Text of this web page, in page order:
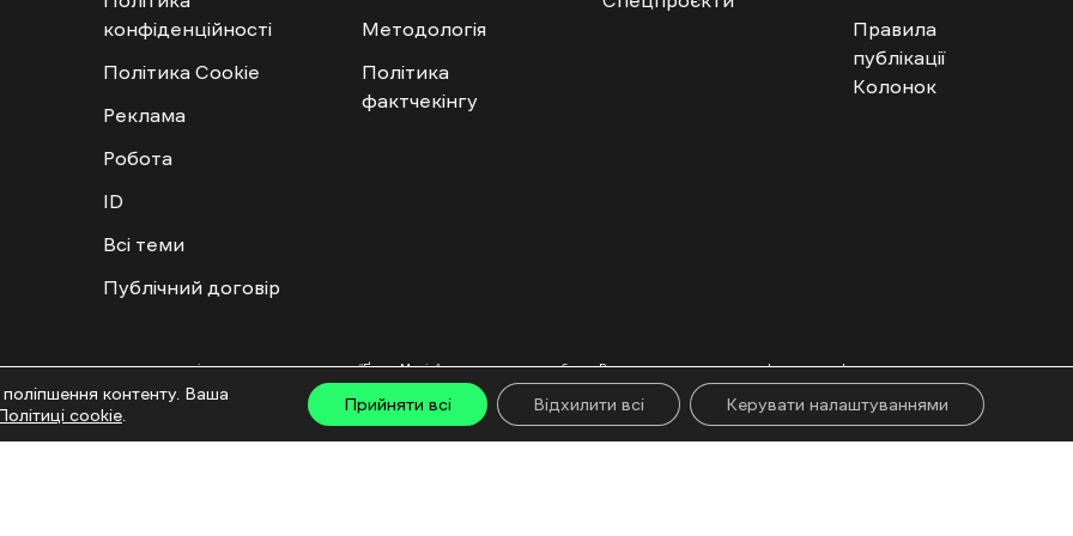
конфіденційності
Політика Cookie
Реклама
Робота
ID
Всі теми
Публічний договір
Методологія
Політика
фактчекінгу
Правила
публікації
Колонок
лише за наявності активного посилання на “Ґвара Медіа” не нижче другого абзацу. Використання контенту цифрових платформ дозволено за
та інтегрованих продуктів дозволяється за умови отримання схвалення від редакції.
ГО «Ґвара Медіа», 61057, Харків, вул. Гоголя, 14, абонентська скринька №7400
контенту. Ваша
Політиці cookie
Прийняти всі Відхилити всі Керувати налаштуваннями